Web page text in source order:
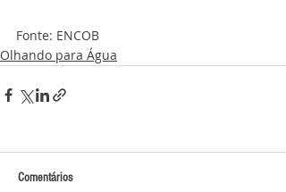
Fonte: ENCOB
Olhando para Água
Comentários